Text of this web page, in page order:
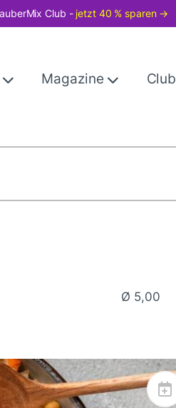
Club - jetzt 40 % sparen →
Magazine Club
Ø 5,00